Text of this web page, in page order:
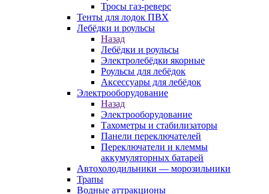
Тросы газ-реверс
Тенты для лодок ПВХ
Лебёдки и роульсы
Назад
Лебёдки и роульсы
Электролебёдки якорные
Роульсы для лебёдок
Аксессуары для лебёдок
Электрооборудование
Назад
Электрооборудование
Тахометры и стабилизаторы
Панели переключателей
Переключатели и клеммы
аккумуляторных батарей
Автохолодильники — морозильники
Трапы
Водные аттракционы